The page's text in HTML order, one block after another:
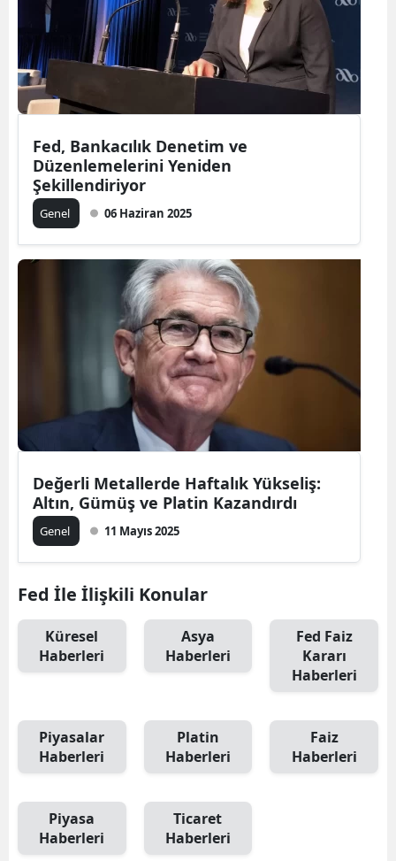
Fed, Bankacılık Denetim ve
Düzenlemelerini Yeniden
Şekillendiriyor
Genel 06 Haziran 2025
Değerli Metallerde Haftalık Yükseliş:
Altın, Gümüş ve Platin Kazandırdı
Genel 11 Mayıs 2025
Fed İle İlişkili Konular
Küresel
Haberleri
Asya
Haberleri
Fed Faiz
Kararı
Haberleri
Piyasalar
Haberleri
Platin
Haberleri
Faiz
Haberleri
Piyasa
Haberleri
Ticaret
Haberleri